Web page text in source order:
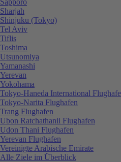
Sharjah
Shinjuku (Tokyo)
Tel Aviv
Tiflis
Toshima
Utsunomiya
Yamanashi
Yerevan
Yokohama
Tokyo-Haneda International
Tokyo-Narita Flughafen
Trang Flughafen
Ubon Ratchathanii Flughafen
Udon Thani Flughafen
Yerevan Flughafen
Vereinigte Arabische Emirate
Alle Ziele im Überblick